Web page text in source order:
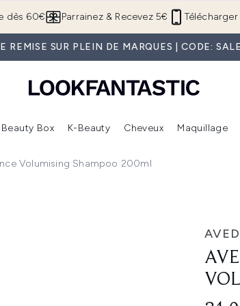
Passer au contenu principal
dès 60€ Télécharger
Parrainez & Recevez 5€
REMISE SUR PLEIN DE MARQUES | CODE:
Été )
au sous-menu (Offres) Accédez au sous-menu (Marques) Accédez au sous-menu (Nouveautés)
Beauty Box
Accédez au sous-menu (Beauty Box)
K-Beauty Cheveux Maquillage
Volumising Shampoo 200ml